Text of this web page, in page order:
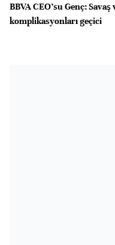
BBVA CEO’su Genç: Savaş
komplikasyonları geçici